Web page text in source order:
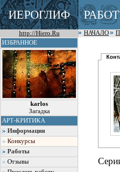
ИЕРОГЛИФ
http://Hiero.Ru НАЧАЛО
ИЗБРАННОЕ
karlos
Загадка
АРТ-КРИТИКА
Информация
Конкурсы
Работы
Отзывы